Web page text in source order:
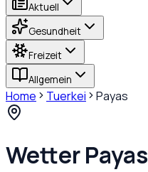
Aktuell
Gesundheit
Freizeit
Allgemein
Home Tuerkei Payas
WetterPayas